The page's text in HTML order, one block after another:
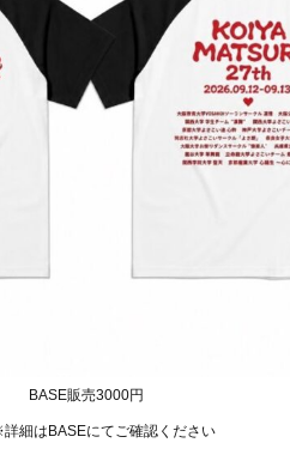
BASE販売3000円
はBASEにてご確認ください